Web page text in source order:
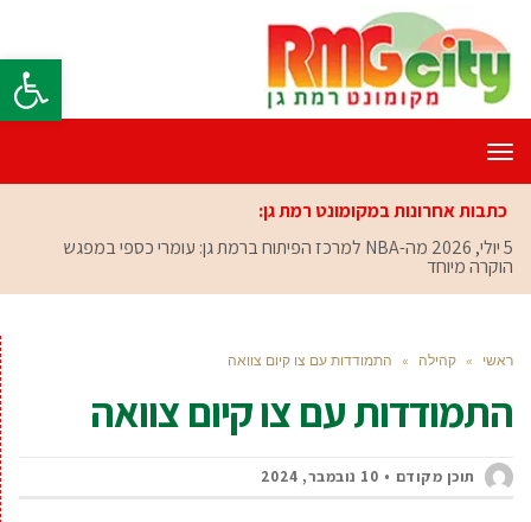
פתח
תפריט
כתבות אחרונות במקומונט רמת גן:
5 יולי, 2026
מה-NBA למרכז הפיתוח ברמת גן: עומרי כספי במפגש
הוקרה מיוחד
ראשי » קהילה » התמודדות עם צו קיום צוואה
התמודדות עם צו קיום צוואה
תוכן מקודם 10 נובמבר, 2024